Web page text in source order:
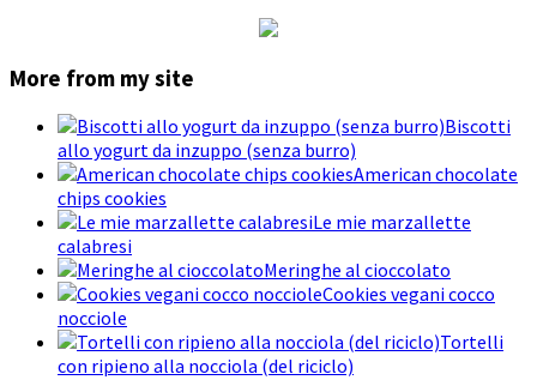
More from my site
Biscotti
allo yogurt da inzuppo (senza burro)
American chocolate
chips cookies
Le mie marzallette
calabresi
Meringhe al cioccolato
Cookies vegani cocco
nocciole
Tortelli
con ripieno alla nocciola (del riciclo)